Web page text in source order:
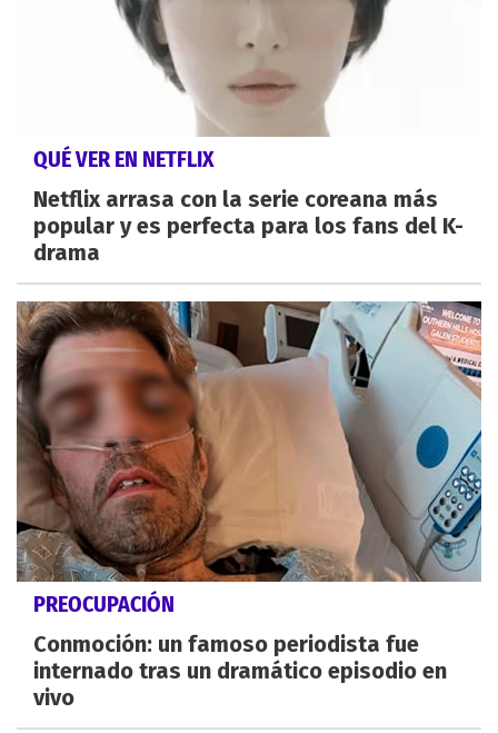
QUÉ VER EN NETFLIX
Netflix arrasa con la serie coreana más
popular y es perfecta para los fans del K-
drama
PREOCUPACIÓN
Conmoción: un famoso periodista fue
internado tras un dramático episodio en
vivo